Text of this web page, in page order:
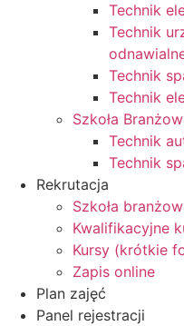
Technik
Technik
Technik
Technik
Szkoła
Technik
Technik
Rekrutacja
Szkoła
Kwalifikacyjne
Kursy (krótkie
Zapis online
Plan zajęć
Panel rejestracji